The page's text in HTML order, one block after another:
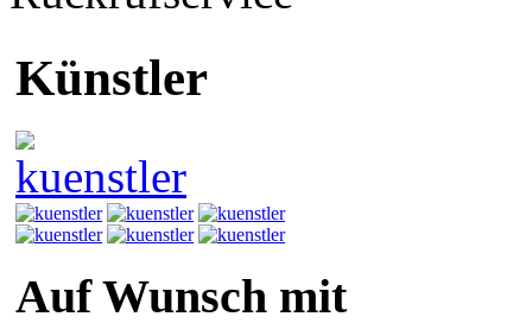
Künstler
Auf Wunsch mit